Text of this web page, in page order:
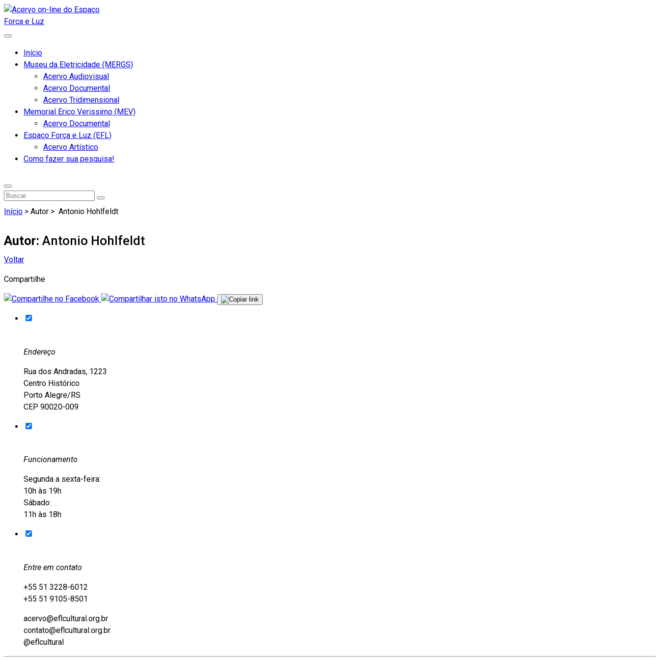
Início
Museu da Eletricidade (MERGS)
Acervo Audiovisual
Acervo Documental
Acervo Tridimensional
Memorial Erico Verissimo (MEV)
Acervo Documental
Espaço Força e Luz (EFL)
Acervo Artístico
Como fazer sua pesquisa!
Início > Autor > Antonio Hohlfeldt
Autor: Antonio Hohlfeldt
Voltar
Compartilhe
Endereço
Rua dos Andradas, 1223
Centro Histórico
Porto Alegre/RS
CEP 90020-009
Funcionamento
Segunda a sexta-feira:
10h às 19h
Sábado:
11h às 18h
Entre em contato
+55 51 3228-6012
+55 51 9105-8501
acervo@eflcultural.org.br
contato@eflcultural.org.br
@eflcultural